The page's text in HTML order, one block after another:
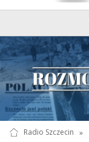
Radio Szczecin »